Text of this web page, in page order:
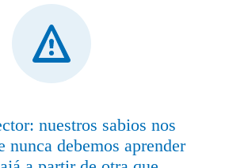
nuestros sabios nos
nunca debemos aprender